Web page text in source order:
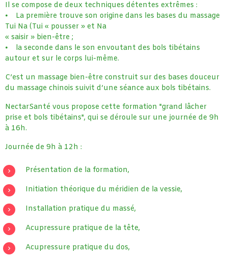
Il se compose de deux techniques détentes extrêmes :
⦁ La première trouve son origine dans les bases du massage
Tui Na (Tui « pousser » et Na
« saisir » bien-être ;
⦁ la seconde dans le son envoutant des bols tibétains
autour et sur le corps lui-même.
C’est un massage bien-être construit sur des bases douceur
du massage chinois suivit d’une séance aux bols tibétains.
NectarSanté vous propose cette formation "grand lâcher
prise et bols tibétains", qui se déroule sur une journée de 9h
à 16h.
Journée de 9h à 12h :
Présentation de la formation,
Initiation théorique du méridien de la vessie,
Installation pratique du massé,
Acupressure pratique de la tête,
Acupressure pratique du dos,